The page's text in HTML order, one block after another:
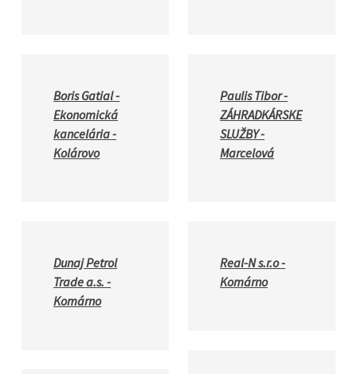
Boris Gatial -
Ekonomická
kancelária -
Kolárovo
Dunaj Petrol
Trade a.s. -
Komárno
Paulis Tibor -
ZÁHRADKÁRSKE
SLUŽBY -
Marcelová
Real-N s.r.o -
Komárno